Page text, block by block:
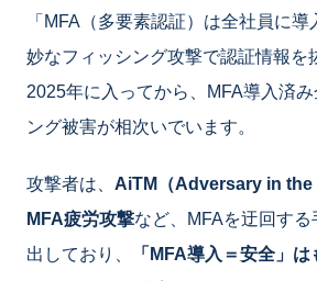
「MFA（多要素認証）は全社員に
妙なフィッシング攻撃で認証情報
2025年に入ってから、MFA導入済
ング被害が相次いでいます。
攻撃者は、 AiTM（Adversary in the
MFA疲労攻撃など、MFAを迂回す
出しており、
「MFA導入＝安全」